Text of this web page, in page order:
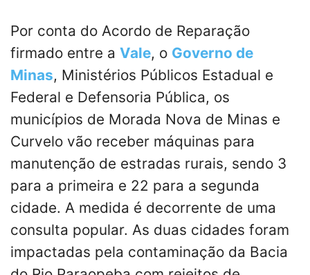
Por conta do Acordo de Reparação
firmado entre a Vale, o Governo de
Minas, Ministérios Públicos Estadual e
Federal e Defensoria Pública, os
municípios de Morada Nova de Minas e
Curvelo vão receber máquinas para
manutenção de estradas rurais, sendo 3
para a primeira e 22 para a segunda
cidade. A medida é decorrente de uma
consulta popular. As duas cidades foram
impactadas pela contaminação da Bacia